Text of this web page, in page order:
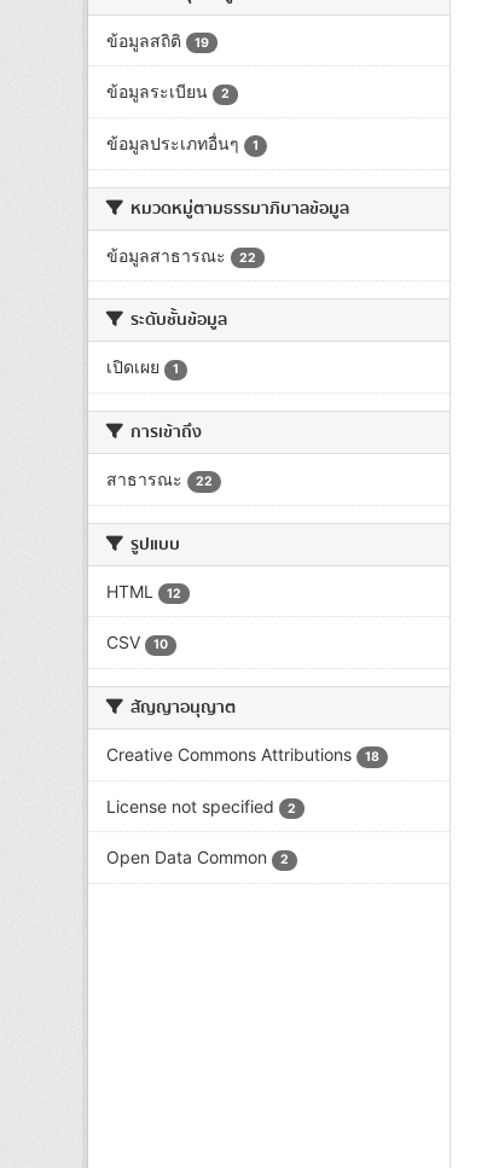
ข้อมูลสถิติ 19
ข้อมูลระเบียน 2
ข้อมูลประเภทอื่นๆ 1
หมวดหมู่ตามธรรมาภิบาลข้อมูล
ข้อมูลสาธารณะ 22
ระดับชั้นข้อมูล
เปิดเผย 1
การเข้าถึง
สาธารณะ 22
รูปแบบ
HTML 12
CSV 10
สัญญาอนุญาต
Creative Commons Attributions 18
License not specified 2
Open Data Common 2